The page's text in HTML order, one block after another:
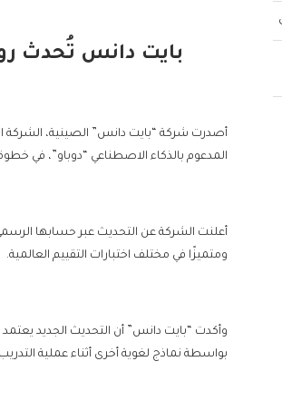
بايت دانس تُحدث
أصدرت شركة “بايت دانس” الصينية، الشركة
المدعوم بالذكاء الاصطناعي “دوباو”، في
أعلنت الشركة عن التحديث عبر حسابها
ومتميزًا في مختلف اختبارات التقييم العالمية.
وأكدت “بايت دانس” أن التحديث الجديد يعتمد
بواسطة نماذج لغوية أخرى أثناء عملية